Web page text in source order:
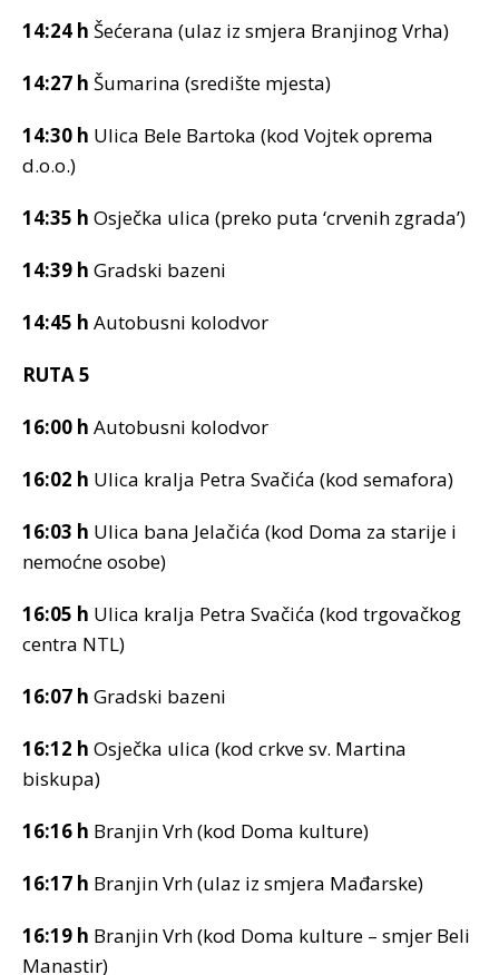
14:24 h Šećerana (ulaz iz smjera Branjinog Vrha)
14:27 h Šumarina (središte mjesta)
14:30 h Ulica Bele Bartoka (kod Vojtek oprema
d.o.o.)
14:35 h Osječka ulica (preko puta ‘crvenih zgrada’)
14:39 h Gradski bazeni
14:45 h Autobusni kolodvor
RUTA 5
16:00 h Autobusni kolodvor
16:02 h Ulica kralja Petra Svačića (kod semafora)
16:03 h Ulica bana Jelačića (kod Doma za starije i
nemoćne osobe)
16:05 h Ulica kralja Petra Svačića (kod trgovačkog
centra NTL)
16:07 h Gradski bazeni
16:12 h Osječka ulica (kod crkve sv. Martina
biskupa)
16:16 h Branjin Vrh (kod Doma kulture)
16:17 h Branjin Vrh (ulaz iz smjera Mađarske)
16:19 h Branjin Vrh (kod Doma kulture – smjer Beli
Manastir)